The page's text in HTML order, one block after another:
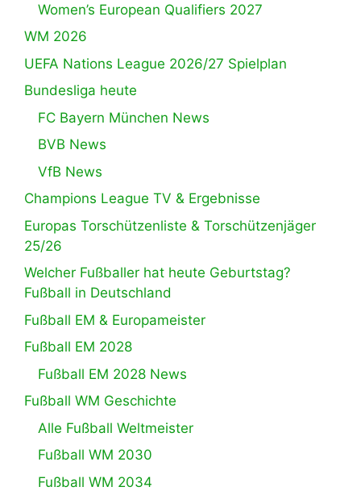
Women’s European Qualifiers 2027
WM 2026
UEFA Nations League 2026/27 Spielplan
Bundesliga heute
FC Bayern München News
BVB News
VfB News
Champions League TV & Ergebnisse
Europas Torschützenliste & Torschützenjäger
25/26
Welcher Fußballer hat heute Geburtstag?
Fußball in Deutschland
Fußball EM & Europameister
Fußball EM 2028
Fußball EM 2028 News
Fußball WM Geschichte
Alle Fußball Weltmeister
Fußball WM 2030
Fußball WM 2034